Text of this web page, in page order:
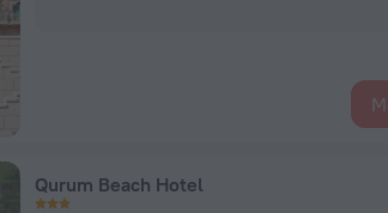
Qurum Beach Hotel